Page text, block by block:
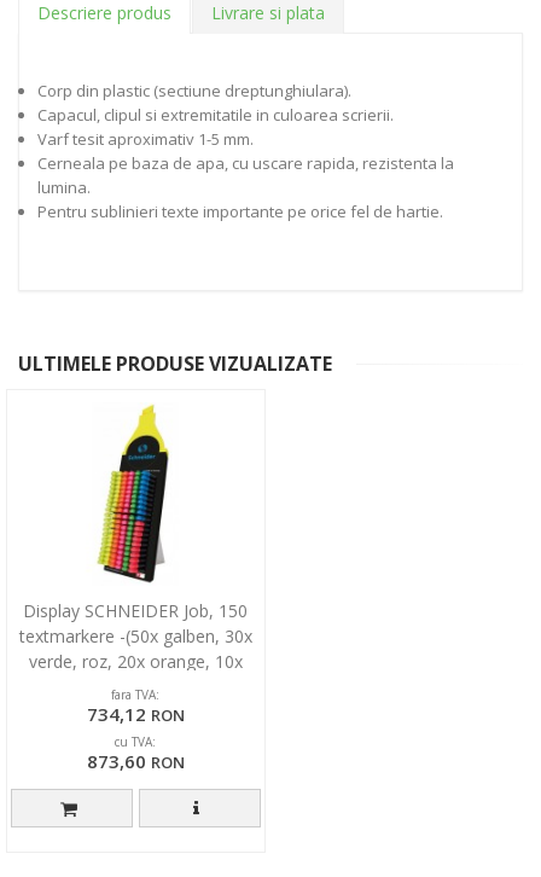
Descriere produs Livrare si plata
Corp din plastic (sectiune dreptunghiulara).
Capacul, clipul si extremitatile in culoarea scrierii.
Varf tesit aproximativ 1-5 mm.
Cerneala pe baza de apa, cu uscare rapida, rezistenta la
lumina.
Pentru sublinieri texte importante pe orice fel de hartie.
ULTIMELE PRODUSE VIZUALIZATE
Display SCHNEIDER Job, 150
textmarkere -(50x galben, 30x
verde, roz, 20x orange, 10x
albastru, rosu)
fara TVA:
734,12 RON
cu TVA:
873,60 RON